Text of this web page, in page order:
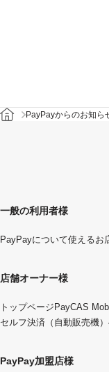
PayPayからのお知ら
一般の利用者様
PayPayについて使えるお
店舗オーナー様
トップページ PayCAS
セルフ決済（自動販売機
PayPay加盟店様